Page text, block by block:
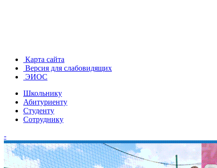
Карта сайта
Версия для слабовидящих
ЭИОС
Школьнику
Абитуриенту
Студенту
Сотруднику
-